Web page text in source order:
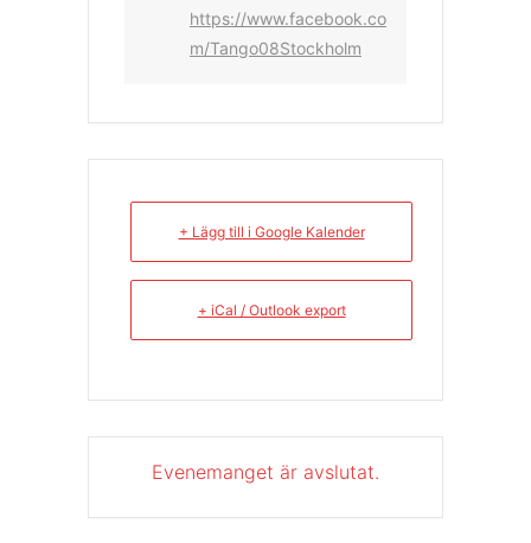
https://www.facebook.co
m/Tango08Stockholm
+ Lägg till i Google Kalender
+ iCal / Outlook export
Evenemanget är avslutat.